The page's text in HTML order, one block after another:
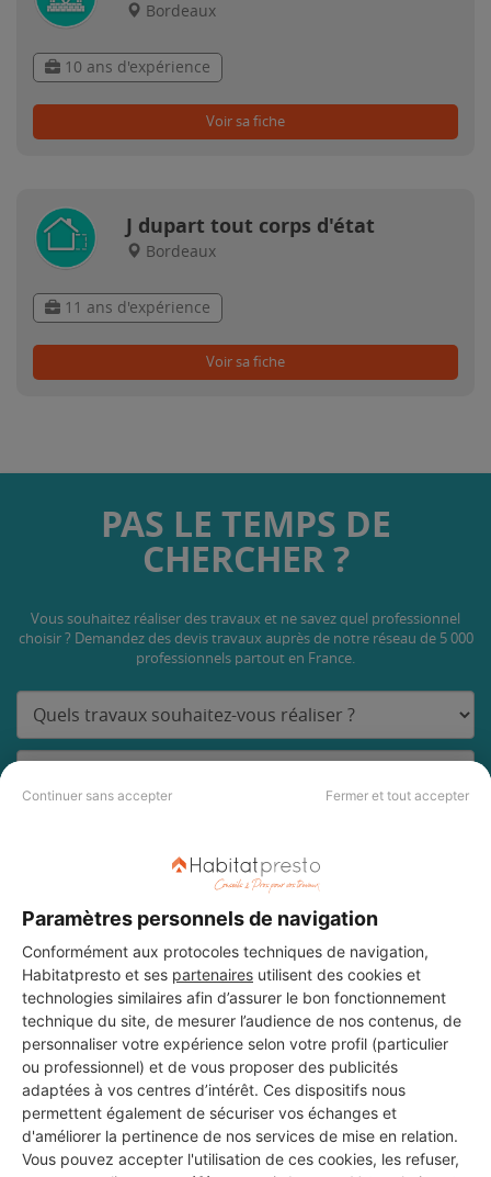
Continuer sans accepter Fermer et tout accepter
Paramètres personnels de navigation
Conformément aux protocoles techniques de navigation,
Habitatpresto et ses partenaires utilisent des cookies et
technologies similaires afin d’assurer le bon fonctionnement
technique du site, de mesurer l’audience de nos contenus, de
personnaliser votre expérience selon votre profil (particulier
ou professionnel) et de vous proposer des publicités
adaptées à vos centres d’intérêt. Ces dispositifs nous
permettent également de sécuriser vos échanges et
d'améliorer la pertinence de nos services de mise en relation.
Vous pouvez accepter l'utilisation de ces cookies, les refuser,
Bordeaux
10 ans d'expérience
Voir sa fiche
J dupart tout corps d'état
Bordeaux
11 ans d'expérience
Voir sa fiche
PAS LE TEMPS DE
CHERCHER ?
Vous souhaitez réaliser des travaux et ne savez quel professionnel
choisir ? Demandez des devis travaux auprès de notre réseau de 5 000
professionnels partout en France.